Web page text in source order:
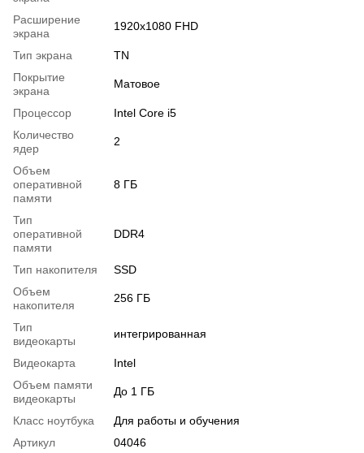
Расширение
экрана
1920x1080 FHD
Тип экрана
TN
Покрытие
экрана
Матовое
Процессор
Intel Core i5
Количество
ядер
2
Объем
оперативной
памяти
8 ГБ
Тип
оперативной
памяти
DDR4
Тип накопителя
SSD
Объем
накопителя
256 ГБ
Тип
видеокарты
интегрированная
Видеокарта
Intel
Объем памяти
видеокарты
До 1 ГБ
Класс ноутбука
Для работы и обучения
Артикул
04046